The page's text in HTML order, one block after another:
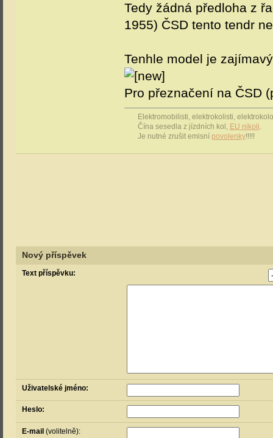
Tedy žádná předloha z
1955) ČSD tento tendr
Tenhle model je
Pro přeznačení na ČSD
Elektromobilisti, elektrokolisti,
Čína sesedla z jízdních kol, EU nikoli.
Je nutné zrušit emisní povolenky!!!!!
Nový příspěvek
Text příspěvku:
Uživatelské jméno:
Heslo:
E-mail (volitelně):